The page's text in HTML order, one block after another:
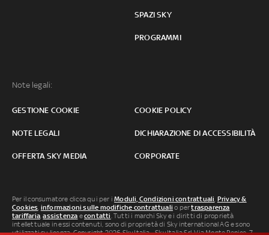
SPAZI SKY
PROGRAMMI
Note legali:
GESTIONE COOKIE COOKIE POLICY
NOTE LEGALI DICHIARAZIONE DI ACCESSIBILITÀ
OFFERTA SKY MEDIA CORPORATE
Per il consumatore clicca qui per iModuli, Condizioni contrattuali, Privacy &
Cookies, informazioni sulle modifiche contrattuali o pertrasparenza
tariffaria,assistenza econtatti. Tutti i marchi Sky e i diritti di proprietà
intellettuale in essi contenuti, sono di proprietà di Sky international AG e sono
utilizzati su licenza. Copyright 2026 Sky Italia - Sky Italia Srl Via Monte Penice, 7 -